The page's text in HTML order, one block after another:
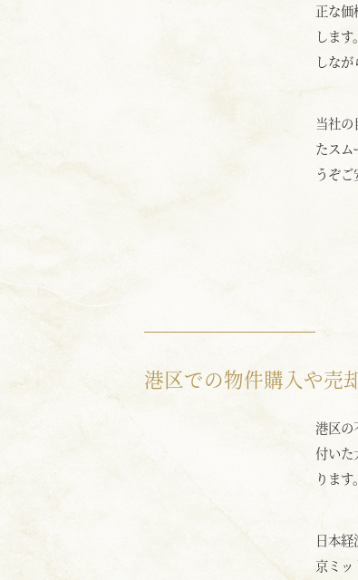
正な
しま
しな
当社
たスム
うぞご
港区での物件購入や売
港区の
付いた
ります。
日本
京ミッ